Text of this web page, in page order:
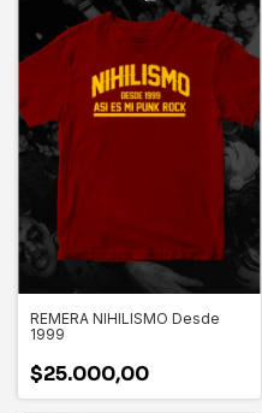
REMERA NIHILISMO Desde
1999
$25.000,00